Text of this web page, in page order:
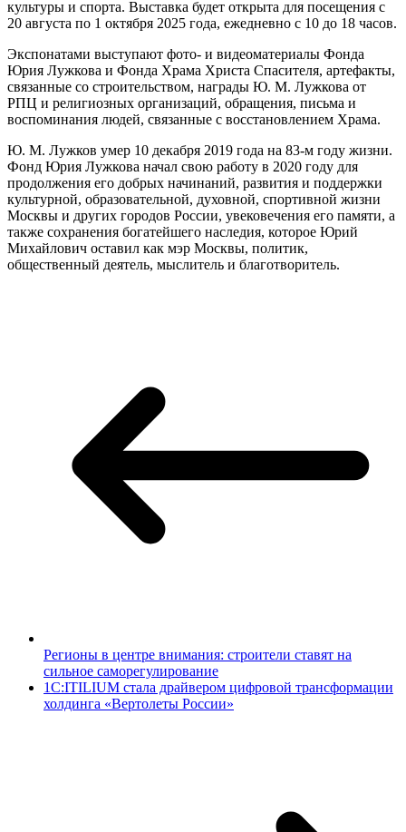
культуры и спорта. Выставка будет открыта для посещения с
20 августа по 1 октября 2025 года, ежедневно с 10 до 18 часов.
Экспонатами выступают фото- и видеоматериалы Фонда
Юрия Лужкова и Фонда Храма Христа Спасителя, артефакты,
связанные со строительством, награды Ю. М. Лужкова от
РПЦ и религиозных организаций, обращения, письма и
воспоминания людей, связанные с восстановлением Храма.
Ю. М. Лужков умер 10 декабря 2019 года на 83-м году жизни.
Фонд Юрия Лужкова начал свою работу в 2020 году для
продолжения его добрых начинаний, развития и поддержки
культурной, образовательной, духовной, спортивной жизни
Москвы и других городов России, увековечения его памяти, а
также сохранения богатейшего наследия, которое Юрий
Михайлович оставил как мэр Москвы, политик,
общественный деятель, мыслитель и благотворитель.
Регионы в центре внимания: строители ставят на
сильное саморегулирование
1С:ITILIUM стала драйвером цифровой трансформации
холдинга «Вертолеты России»